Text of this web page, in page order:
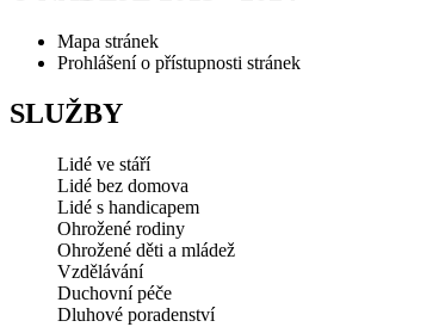
Mapa stránek
Prohlášení o přístupnosti stránek
SLUŽBY
Lidé ve stáří
Lidé bez domova
Lidé s handicapem
Ohrožené rodiny
Ohrožené děti a mládež
Vzdělávání
Duchovní péče
Dluhové poradenství